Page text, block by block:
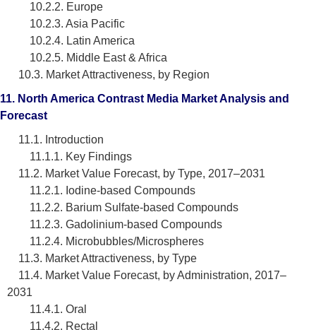
10.2.2. Europe
10.2.3. Asia Pacific
10.2.4. Latin America
10.2.5. Middle East & Africa
10.3. Market Attractiveness, by Region
11. North America Contrast Media Market Analysis and
Forecast
11.1. Introduction
11.1.1. Key Findings
11.2. Market Value Forecast, by Type, 2017–2031
11.2.1. Iodine-based Compounds
11.2.2. Barium Sulfate-based Compounds
11.2.3. Gadolinium-based Compounds
11.2.4. Microbubbles/Microspheres
11.3. Market Attractiveness, by Type
11.4. Market Value Forecast, by Administration, 2017–
2031
11.4.1. Oral
11.4.2. Rectal